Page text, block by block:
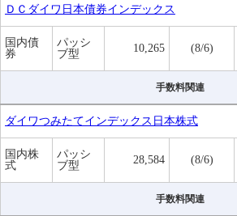
ＤＣダイワ日本債券インデックス
国内債
券
パッシ
ブ型
10,265 (8/6)
手数料関連
ダイワつみたてインデックス日本株式
国内株
式
パッシ
ブ型
28,584 (8/6)
手数料関連